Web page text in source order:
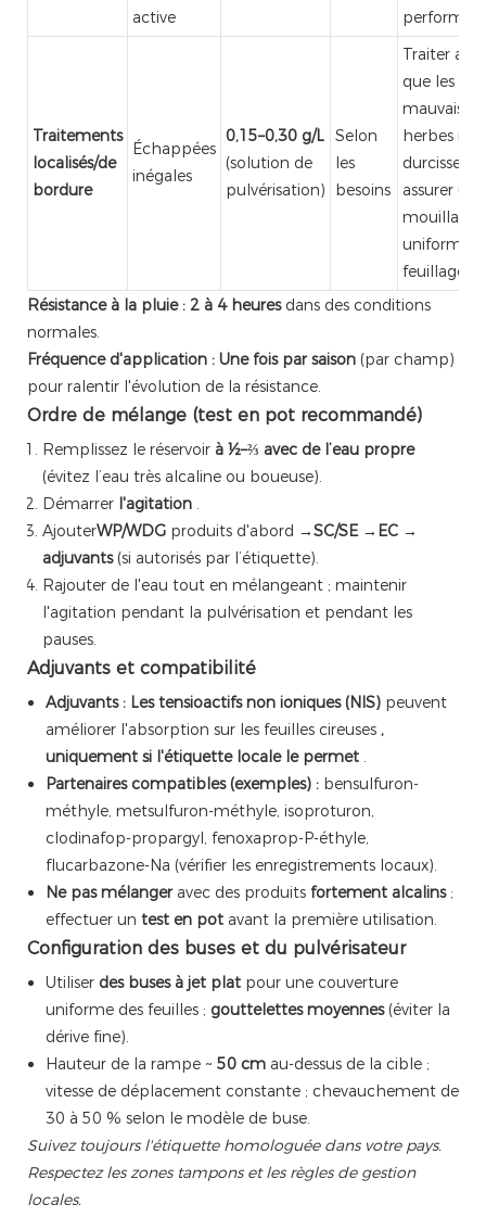
active
Traitements
localisés/de
bordure
Échappées
inégales
0,15–0,30 g/L
(solution de
pulvérisation)
Selon
les
besoins
Traiter
que les
mauvaises
herbes ne
durcissent ;
assurer un
mouillage
uniforme
feuillage
Résistance à la pluie : 2 à 4 heuresdans des conditions
normales.
Fréquence d'application : Une fois par saison (par champ)
pour ralentir l'évolution de la résistance.
Ordre de mélange (test en pot recommandé)
Remplissez le réservoir à ½–⅔ avec de l’eau propre
(évitez l’eau très alcaline ou boueuse).
Démarrer l'agitation .
AjouterWP/WDG produits d'abord →SC/SE→ EC →
adjuvants(si autorisés par l’étiquette).
Rajouter de l'eau tout en mélangeant ; maintenir
l'agitation pendant la pulvérisation et pendant les
pauses.
Adjuvants et compatibilité
Adjuvants : Les tensioactifs non ioniques (NIS)peuvent
améliorer l'absorption sur les feuilles cireuses ,
uniquement si l'étiquette locale le permet.
Partenaires compatibles (exemples) :bensulfuron-
méthyle, metsulfuron-méthyle, isoproturon,
clodinafop-propargyl, fenoxaprop-P-éthyle,
flucarbazone-Na (vérifier les enregistrements locaux).
Ne pas mélangeravec des produits fortement alcalins;
effectuer un test en potavant la première utilisation.
Configuration des buses et du pulvérisateur
Utiliser des buses à jet platpour une couverture
uniforme des feuilles ; gouttelettes moyennes(éviter la
dérive fine).
Hauteur de la rampe ~ 50 cmau-dessus de la cible ;
vitesse de déplacement constante ; chevauchement de
30 à 50 % selon le modèle de buse.
Suivez toujours l'étiquette homologuée dans votre pays.
Respectez les zones tampons et les règles de gestion
locales.